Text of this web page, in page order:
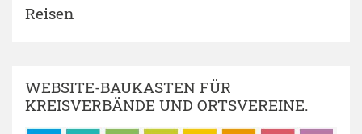
Reisen
WEBSITE-BAUKASTEN FÜR
KREISVERBÄNDE UND ORTSVEREINE.